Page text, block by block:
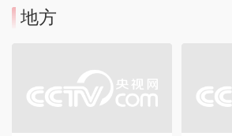
地方